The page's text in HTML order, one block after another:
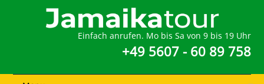
Einfach anrufen. Mo bis Sa von 9 bis 19 Uhr
+49 5607 - 60 89 758